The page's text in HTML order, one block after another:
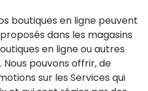
boutiques en ligne peuvent
dans les magasins
en ligne ou autres
pouvons offrir, de
sur les Services qui